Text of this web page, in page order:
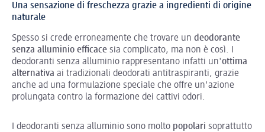
Una sensazione di freschezza grazie a ingredienti di origine
naturale
Spesso si crede erroneamente che trovare un deodorante
senza alluminio efficace sia complicato, ma non è così. I
deodoranti senza alluminio rappresentano infatti un'ottima
alternativa ai tradizionali deodorati antitraspiranti, grazie
anche ad una formulazione speciale che offre un'azione
prolungata contro la formazione dei cattivi odori.
I deodoranti senza alluminio sono molto popolari soprattutto